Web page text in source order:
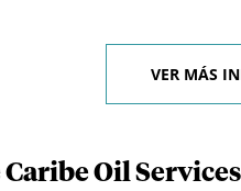
VER MÁS
Oil Services